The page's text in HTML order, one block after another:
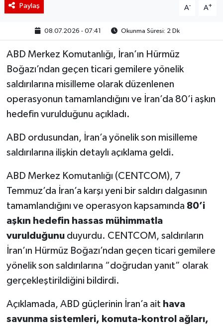
Paylaş A- A+
08.07.2026 - 07:41 Okunma Süresi: 2 Dk
ABD Merkez Komutanlığı, İran’ın Hürmüz
Boğazı’ndan geçen ticari gemilere yönelik
saldırılarına misilleme olarak düzenlenen
operasyonun tamamlandığını ve İran’da 80’i aşkın
hedefin vurulduğunu açıkladı.
ABD ordusundan, İran’a yönelik son misilleme
saldırılarına ilişkin detaylı açıklama geldi.
ABD Merkez Komutanlığı (CENTCOM), 7
Temmuz’da İran’a karşı yeni bir saldırı dalgasının
tamamlandığını ve operasyon kapsamında 80’i
aşkın hedefin hassas mühimmatla
vurulduğunuduyurdu. CENTCOM, saldırıların
İran’ın Hürmüz Boğazı’ndan geçen ticari gemilere
yönelik son saldırılarına “doğrudan yanıt” olarak
gerçekleştirildiğini bildirdi.
Açıklamada, ABD güçlerinin İran’a ait hava
savunma sistemleri, komuta-kontrol ağları,